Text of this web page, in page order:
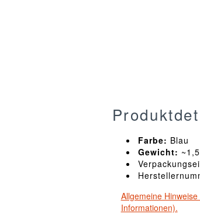
Farbe: Blau
Gewicht:
Allgemeine
Informationen).